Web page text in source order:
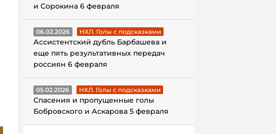
и Сорокина 6 февраля
06.02.2026 НХЛ. Голы с подсказками
Ассистентский дубль Барбашева и
еще пять результативных передач
россиян 6 февраля
05.02.2026 НХЛ. Голы с подсказками
Спасения и пропущенные голы
Бобровского и Аскарова 5 февраля